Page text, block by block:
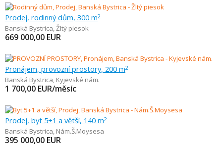
Prodej, rodinný dům, 300 m2
Banská Bystrica,Žltý piesok
669 000,00 EUR
Pronájem, provozní prostory, 200 m2
Banská Bystrica, Kyjevské nám.
1 700,00 EUR/měsíc
Prodej, byt 5+1 a větší, 140 m2
Banská Bystrica, Nám.Š.Moysesa
395 000,00 EUR